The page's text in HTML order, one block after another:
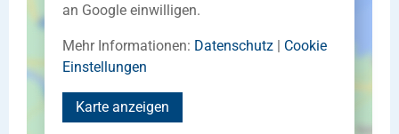
an Google einwilligen.
Mehr Informationen: Datenschutz | Cookie
Einstellungen
Karte anzeigen